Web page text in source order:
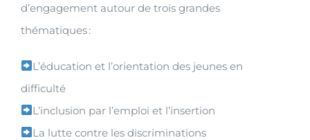
d’engagement autour de trois grandes
thématiques :
L’éducation et l’orientation des jeunes en
difficulté
L’inclusion par l’emploi et l’insertion
La lutte contre les discriminations